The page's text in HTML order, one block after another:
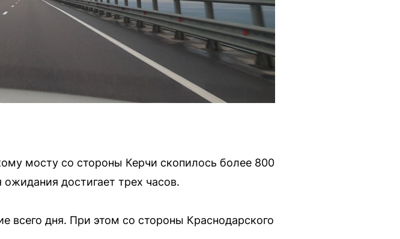
мосту со стороны Керчи скопилось более 800
достигает трех часов.
всего дня. При этом со стороны Краснодарского